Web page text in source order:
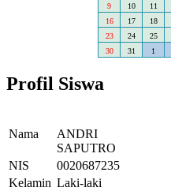
9
10 11
16
17 18
23
24 25
30
31 1
Profil Siswa
Nama
ANDRI
SAPUTRO
NIS
0020687235
Kelamin Laki-laki